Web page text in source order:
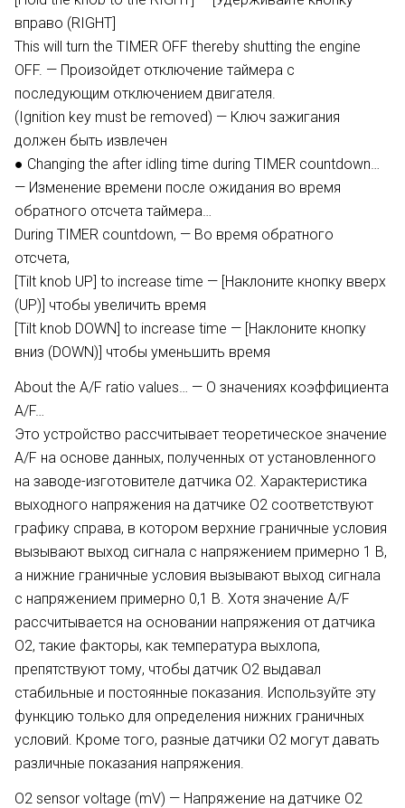
вправо (RIGHT]
This will turn the TIMER OFF thereby shutting the engine
OFF. — Произойдет отключение таймера с
последующим отключением двигателя.
(Ignition key must be removed) — Ключ зажигания
должен быть извлечен
● Changing the after idling time during TIMER countdown…
— Изменение времени после ожидания во время
обратного отсчета таймера…
During TIMER countdown, — Во время обратного
отсчета,
[Tilt knob UP] to increase time — [Наклоните кнопку вверх
(UP)] чтобы увеличить время
[Tilt knob DOWN] to increase time — [Наклоните кнопку
вниз (DOWN)] чтобы уменьшить время
About the A/F ratio values… — О значениях коэффициента
A/F…
Это устройство рассчитывает теоретическое значение
A/F на основе данных, полученных от установленного
на заводе-изготовителе датчика О2. Характеристика
выходного напряжения на датчике О2 соответствуют
графику справа, в котором верхние граничные условия
вызывают выход сигнала с напряжением примерно 1 В,
а нижние граничные условия вызывают выход сигнала
с напряжением примерно 0,1 В. Хотя значение A/F
рассчитывается на основании напряжения от датчика
О2, такие факторы, как температура выхлопа,
препятствуют тому, чтобы датчик О2 выдавал
стабильные и постоянные показания. Используйте эту
функцию только для определения нижних граничных
условий. Кроме того, разные датчики О2 могут давать
различные показания напряжения.
О2 sensor voltage (mV) — Напряжение на датчике О2